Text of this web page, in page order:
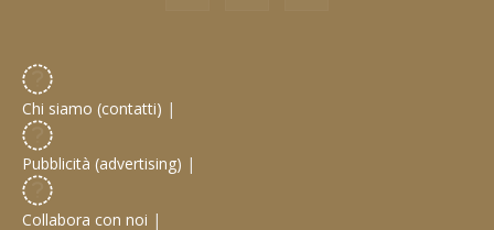
Chi siamo (contatti) |
Pubblicità (advertising) |
Collabora con noi |